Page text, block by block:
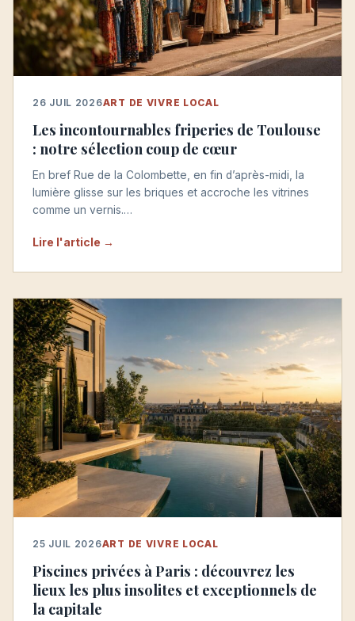
26 JUIL 2026ART DE VIVRE LOCAL
Les incontournables friperies de Toulouse
: notre sélection coup de cœur
En bref Rue de la Colombette, en fin d’après-midi, la
lumière glisse sur les briques et accroche les vitrines
comme un vernis.…
Lire l'article →
25 JUIL 2026ART DE VIVRE LOCAL
Piscines privées à Paris : découvrez les
lieux les plus insolites et exceptionnels de
la capitale